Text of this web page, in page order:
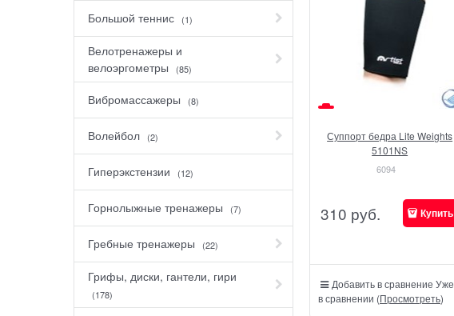
Большой теннис (1)
Велотренажеры и
велоэргометры
(85)
Вибромассажеры (8)
Волейбол (2)
Гиперэкстензии (12)
Горнолыжные тренажеры (7)
Гребные тренажеры (22)
Грифы, диски, гантели, гири
(178)
Суппорт бедра Lite Weights
5101NS
6094
310 руб. Купить
Добавить в сравнение Уже
в сравнении (Просмотреть)